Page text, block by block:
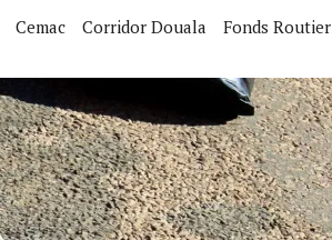
Cemac Corridor Douala
Fonds Routier